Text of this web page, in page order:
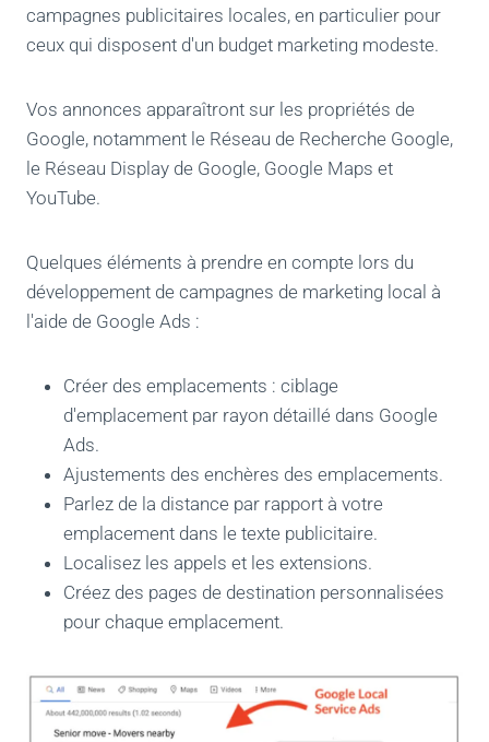
campagnes publicitaires locales, en particulier pour
ceux qui disposent d'un budget marketing modeste.
Vos annonces apparaîtront sur les propriétés de
Google, notamment le Réseau de Recherche Google,
le Réseau Display de Google, Google Maps et
YouTube.
Quelques éléments à prendre en compte lors du
développement de campagnes de marketing local à
l'aide de Google Ads :
Créer des emplacements : ciblage
d'emplacement par rayon détaillé dans Google
Ads.
Ajustements des enchères des emplacements.
Parlez de la distance par rapport à votre
emplacement dans le texte publicitaire.
Localisez les appels et les extensions.
Créez des pages de destination personnalisées
pour chaque emplacement.